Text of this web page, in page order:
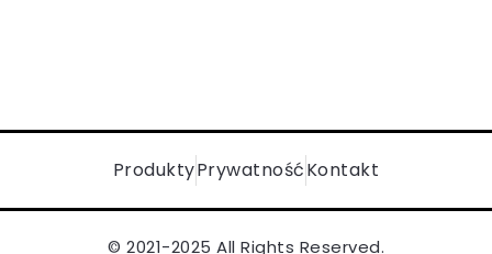
ProduktyPrywatnośćKontakt
© 2021-2025 All Rights Reserved.